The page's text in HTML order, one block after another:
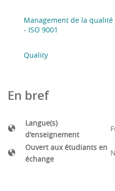
Management de la qualité
- ISO 9001
Quality
En bref
Langue(s)
d'enseignement
Ouvert aux étudiants en
échange